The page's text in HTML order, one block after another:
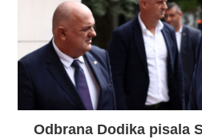
Odbrana Dodika pisala